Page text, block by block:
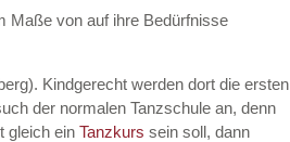
Maße von auf ihre Bedürfnisse
Kindgerecht werden dort die ersten
der normalen Tanzschule an, denn
gleich ein Tanzkurs sein soll, dann